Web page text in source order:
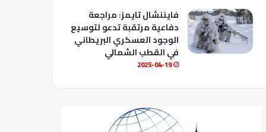
فايننشال تايمز: مراجعة
دفاعية مرتقبة تدعو لتوسيع
الوجود العسكري البريطاني
في القطب الشمالي
2025-04-19